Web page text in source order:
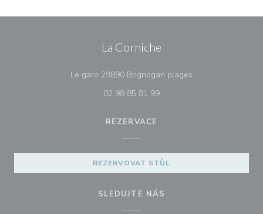
La Corniche
Le garo 29890 Brignogan plages
02 98 85 81 99
REZERVACE
REZERVOVAT STŮL
SLEDUJTE NÁS